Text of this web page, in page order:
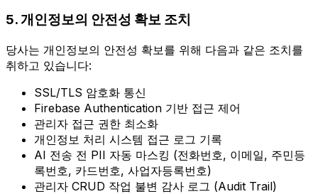
5. 개인정보의 안전성 확보 조치
당사는 개인정보의 안전성 확보를 위해 다음과 같은 조치를
취하고 있습니다:
SSL/TLS 암호화 통신
Firebase Authentication 기반 접근 제어
관리자 접근 권한 최소화
개인정보 처리 시스템 접근 로그 기록
AI 전송 전 PII 자동 마스킹 (전화번호, 이메일, 주민등
록번호, 카드번호, 사업자등록번호)
관리자 CRUD 작업 불변 감사 로그 (Audit Trail)